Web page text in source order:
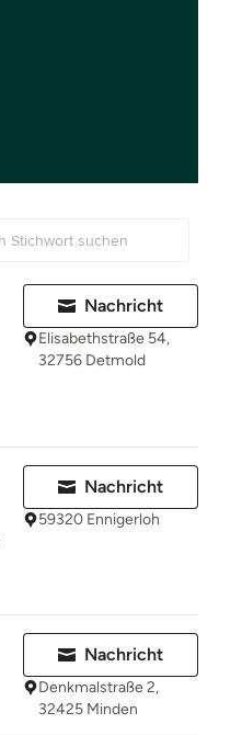
Nachricht
Elisabethstraße 54,
32756 Detmold
Nachricht
59320 Ennigerloh
Nachricht
Denkmalstraße 2,
32425 Minden